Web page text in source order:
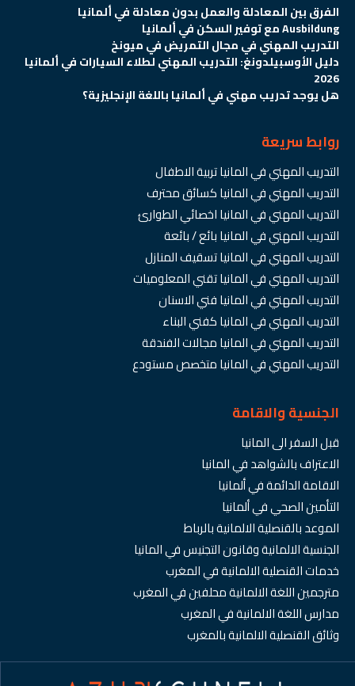
الفرق بين المعادلة والعمل بدون معادلة في ألمانيا
Ausbildung مع توفير السكن في ألمانيا
التدريب المهني في مجال التمريض في ميونخ
دليل الأوسبيلدونغ: التدريب المهني لطلاء السيارات في ألمانيا
2026
هل يوجد تدريب مهني في ألمانيا باللغة الإنجليزية؟
روابط سريعة
التدريب المهني في المانيا تربية الاطفال
التدريب المهني في المانيا كسائق محترف
التدريب المهني في المانيا اخصائي الطوارئ
التدريب المهني في المانيا بائع / بائعة
التدريب المهني في المانيا تسقيف المنازل
التدريب المهني في المانيا تقني المعلوميات
التدريب المهني في المانيا فني الاسنان
التدريب المهني في المانيا كفني البناء
التدريب المهني في المانيا مجالات الفندقة
التدريب المهني في المانيا متخصص مستودع
الجنسية والاقامة
قبل السفر الى المانيا
الاعتراف بالشواهد في المانيا
الاقامة الدائمة في ألمانيا
التأمين الصحي في ألمانيا
الموعد بالقنصلية الالمانية بالرباط
الجنسية الالمانية وقانون التجنيس في المانيا
خدمات القنصلية الالمانية في المغرب
مترجمين اللغة الالمانية محلفين في المغرب
مدارس اللغة الالمانية في المغرب
وثائق القنصلية الالمانية بالمغرب